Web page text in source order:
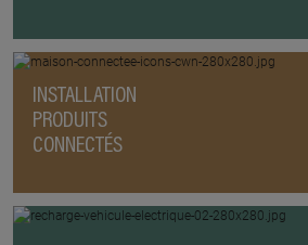
INSTALLATION
PRODUITS
CONNECTÉS